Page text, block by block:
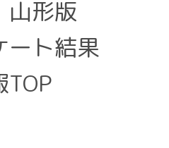
形版
ート結果
TOP